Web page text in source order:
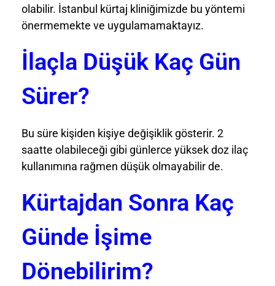
olabilir. İstanbul kürtaj kliniğimizde bu yöntemi
önermemekte ve uygulamamaktayız.
İlaçla Düşük Kaç Gün
Sürer?
Bu süre kişiden kişiye değişiklik gösterir. 2
saatte olabileceği gibi günlerce yüksek doz ilaç
kullanımına rağmen düşük olmayabilir de.
Kürtajdan Sonra Kaç
Günde İşime
Dönebilirim?